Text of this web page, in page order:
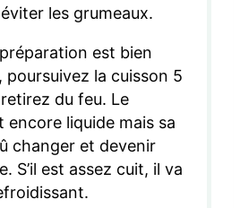
les grumeaux.
est bien
poursuivez la cuisson 5
du feu. Le
encore liquide mais sa
changer et devenir
S’il est assez cuit, il va